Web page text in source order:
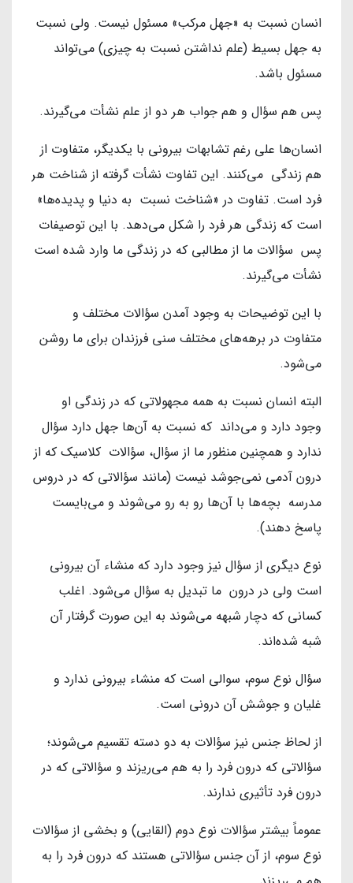
انسان نسبت به «جهل مرکب» مسئول نیست. ولی نسبت
به جهل بسیط (علم نداشتن نسبت به چیزی) می‌تواند
مسئول باشد.
پس هم سؤال و هم جواب هر دو از علم نشأت می‌گیرند.
انسان‌ها علی رغم تشابهات بیرونی با یکدیگر، متفاوت از
هم زندگی می‌کنند. این تفاوت نشأت گرفته از شناخت هر
فرد است. تفاوت در «شناخت نسبت به دنیا و پدیده‌ها»
است که زندگی هر فرد را شکل می‌دهد. با این توصیفات
پس سؤالات ما از مطالبی که در زندگی ما وارد شده است
نشأت می‌گیرند.
با این توضیحات به وجود آمدن سؤالات مختلف و
متفاوت در برهه‌های مختلف سنی فرزندان برای ما روشن
می‌شود.
البته انسان نسبت به همه مجهولاتی که در زندگی او
وجود دارد و می‌داند که نسبت به آن‌ها جهل دارد سؤال
ندارد و همچنین منظور ما از سؤال، سؤالات کلاسیک که از
درون آدمی نمی‌جوشد نیست (مانند سؤالاتی که در دروس
مدرسه بچه‌ها با آن‌ها رو به رو می‌شوند و می‌بایست
پاسخ دهند).
نوع دیگری از سؤال نیز وجود دارد که منشاء آن بیرونی
است ولی در درون ما تبدیل به سؤال می‌شود. اغلب
کسانی که دچار شبهه می‌شوند به این صورت گرفتار آن
شبه شده‌اند.
سؤال نوع سوم، سوالی است که منشاء بیرونی ندارد و
غلیان و جوشش آن درونی است.
از لحاظ جنس نیز سؤالات به دو دسته تقسیم می‌شوند؛
سؤالاتی که درون فرد را به هم می‌ریزند و سؤالاتی که در
درون فرد تأثیری ندارند.
عموماً بیشتر سؤالات نوع دوم (القایی) و بخشی از سؤالات
نوع سوم، از آن جنس سؤالاتی هستند که درون فرد را به